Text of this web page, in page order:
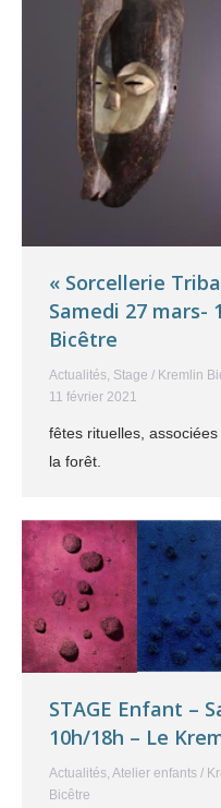
« Sorcellerie
Samedi 27 mars-
Bicêtre
Actualités, Stage / Kremlin
11 février 2021
fêtes rituelles,
la forêt.
STAGE Enfant –
10h/18h – Le
Actualités, Atelier enfants /
Bicêtre